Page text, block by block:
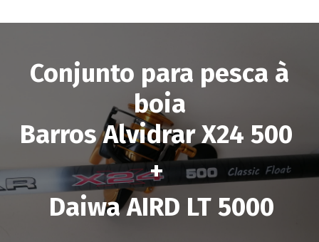
Conjunto para pesca à
boia
Barros Alvidrar X24 500
+
Daiwa AIRD LT 5000